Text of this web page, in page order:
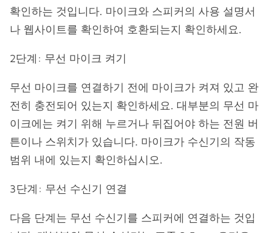
확인하는 것입니다. 마이크와 스피커의 사용 설명서
나 웹사이트를 확인하여 호환되는지 확인하세요.
2단계: 무선 마이크 켜기
무선 마이크를 연결하기 전에 마이크가 켜져 있고 완
전히 충전되어 있는지 확인하세요. 대부분의 무선 마
이크에는 켜기 위해 누르거나 뒤집어야 하는 전원 버
튼이나 스위치가 있습니다. 마이크가 수신기의 작동
범위 내에 있는지 확인하십시오.
3단계: 무선 수신기 연결
다음 단계는 무선 수신기를 스피커에 연결하는 것입